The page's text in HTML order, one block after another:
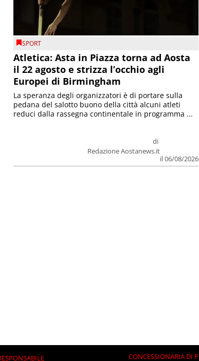
SPORT
Atletica: Asta in Piazza torna ad Aosta
il 22 agosto e strizza l’occhio agli
Europei di Birmingham
di
Redazione Aostanews.it
il 06/08/2026
La speranza degli organizzatori è di portare sulla
pedana del salotto buono della città alcuni atleti
reduci dalla rassegna continentale in programma ...